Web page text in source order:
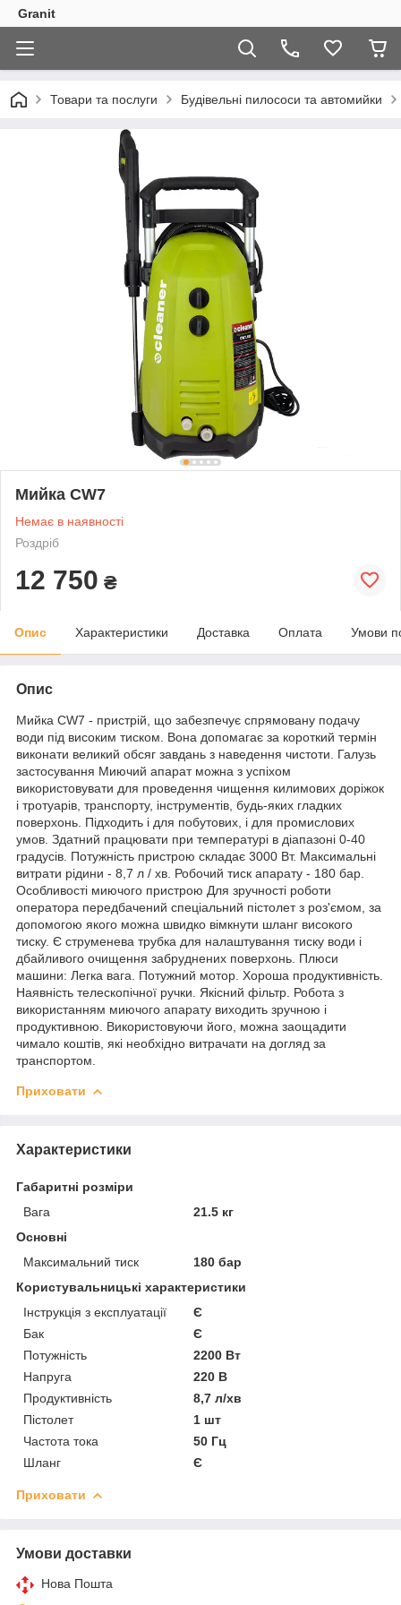
Granit
Товари та послуги Будівельні пилососи та автомийки
Мийка CW7
Немає в наявності
Роздріб
12 750 ₴
Опис Характеристики Доставка Оплата Умови
Опис
Мийка CW7 - пристрій, що забезпечує спрямовану подачу
води під високим тиском. Вона допомагає за короткий термін
виконати великий обсяг завдань з наведення чистоти. Галузь
застосування Миючий апарат можна з успіхом
використовувати для проведення чищення килимових доріжок
і тротуарів, транспорту, інструментів, будь-яких гладких
поверхонь. Підходить і для побутових, і для промислових
умов. Здатний працювати при температурі в діапазоні 0-40
градусів. Потужність пристрою складає 3000 Вт. Максимальні
витрати рідини - 8,7 л / хв. Робочий тиск апарату - 180 бар.
Особливості миючого пристрою Для зручності роботи
оператора передбачений спеціальний пістолет з роз'ємом, за
допомогою якого можна швидко вімкнути шланг високого
тиску. Є струменева трубка для налаштування тиску води і
дбайливого очищення забруднених поверхонь. Плюси
машини: Легка вага. Потужний мотор. Хороша продуктивність.
Наявність телескопічної ручки. Якісний фільтр. Робота з
використанням миючого апарату виходить зручною і
продуктивною. Використовуючи його, можна заощадити
чимало коштів, які необхідно витрачати на догляд за
транспортом.
Приховати
Характеристики
Габаритні розміри
Вага
21.5 кг
Основні
Максимальний тиск
180 бар
Користувальницькі характеристики
Інструкція з експлуатації
Є
Бак
Є
Потужність
2200 Вт
Напруга
220 В
Продуктивність
8,7 л/хв
Пістолет
1 шт
Частота тока
50 Гц
Шланг
Є
Приховати
Умови доставки
Нова Пошта